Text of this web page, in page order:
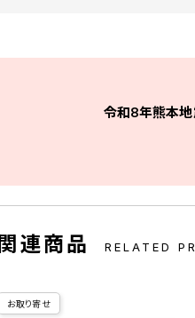
令和8年熊本地
関連商品 RELATED
お取り寄せ